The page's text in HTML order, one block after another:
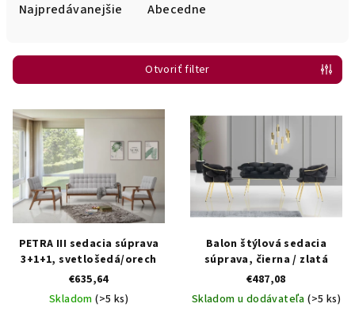
e
r
o
d
u
k
t
Najpredávanejšie Abecedne
Otvoriť filter
V
ý
p
s
p
PETRA III sedacia súprava
3+1+1, svetlošedá/orech
€635,64
Skladom(>5 ks)
Balon štýlová sedacia
súprava, čierna / zlatá
€487,08
Skladom u dodávateľa(>5 ks)